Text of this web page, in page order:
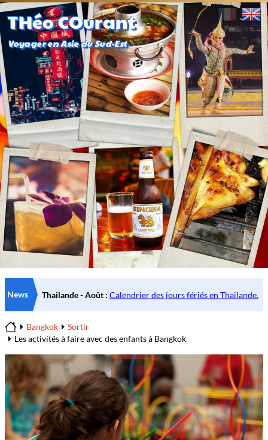
THéo COurant
Voyager en Asie du Sud-Est
News
Home
Bangkok
Sortir
Les activités à faire avec des enfants à Bangkok